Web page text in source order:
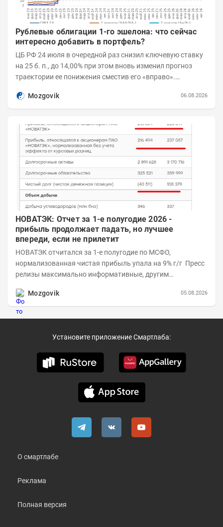
Рублевые облигации 1-го эшелона: что сейчас
интересно добавить в портфель?
ЦБ РФ 24 июля в очередной раз снизил ключевую ставку
на 25 б. п., до 14,00% при этом вновь изменил прогноз
траектории ее понижения сместив его «вправо».
Mozgovik
06.08.2026
НОВАТЭК: Отчет за 1-е полугодие 2026 -
прибыль продолжает падать, но лучшее
впереди, если не прилетит
НОВАТЭК отчитался за 1-е полугодие по МСФО,
нормализованная чистая прибыль упала на 9% г/г Пресс
релизы максимально информативные, другим
Mozgovik
05.08.2026
Установите приложение Смартлаба:
О смартлабе
Реклама
Полная версия